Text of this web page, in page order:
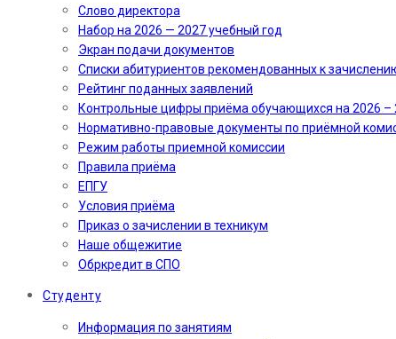
Слово директора
Набор на 2026 — 2027 учебный год
Экран подачи документов
Cписки абитуриентов рекомендованных к
Рейтинг поданных заявлений
Контрольные цифры приёма обучающихся на 2026 –
Нормативно-правовые документы по приёмной
Режим работы приемной комиссии
Правила приёма
ЕПГУ
Условия приёма
Приказ о зачислении в техникум
Наше общежитие
Обркредит в СПО
Студенту
Информация по занятиям